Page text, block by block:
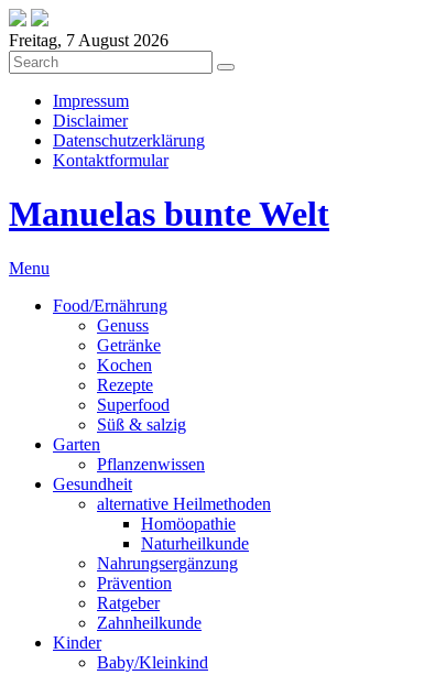
Freitag, 7 August 2026
Impressum
Disclaimer
Datenschutzerklärung
Kontaktformular
Manuelas bunte Welt
Menu
Food/Ernährung
Genuss
Getränke
Kochen
Rezepte
Superfood
Süß & salzig
Garten
Pflanzenwissen
Gesundheit
alternative Heilmethoden
Homöopathie
Naturheilkunde
Nahrungsergänzung
Prävention
Ratgeber
Zahnheilkunde
Kinder
Baby/Kleinkind